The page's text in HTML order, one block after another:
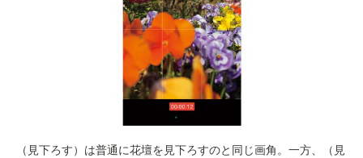
（見下ろす）は普通に花壇を見下ろすのと同じ画角。一方、（見